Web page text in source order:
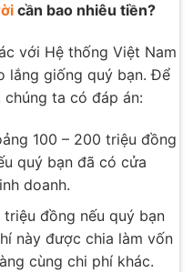
cần bao nhiêu tiền?
với Hệ thống Việt Nam
lắng giống quý bạn. Để
ta có đáp án:
100 – 200 triệu đồng
quý bạn đã có cửa
doanh.
đồng nếu quý bạn
này được chia làm vốn
cùng chi phí khác.